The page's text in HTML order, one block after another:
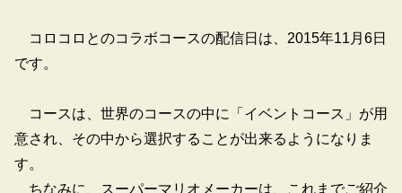
コロコロとのコラボコースの配信日は、2015年11月6日
です。
コースは、世界のコースの中に「イベントコース」が用
意され、その中から選択することが出来るようになりま
す。
ちなみに、スーパーマリオメーカーは、これまでご紹介